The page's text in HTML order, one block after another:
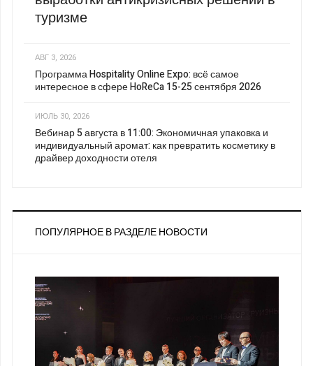
туризме
АВГ 3, 2026
Программа Hospitality Online Expo: всё самое
интересное в сфере HoReCa 15-25 сентября 2026
ИЮЛЬ 30, 2026
Вебинар 5 августа в 11:00: Экономичная упаковка и
индивидуальный аромат: как превратить косметику в
драйвер доходности отеля
ПОПУЛЯРНОЕ В РАЗДЕЛЕ НОВОСТИ